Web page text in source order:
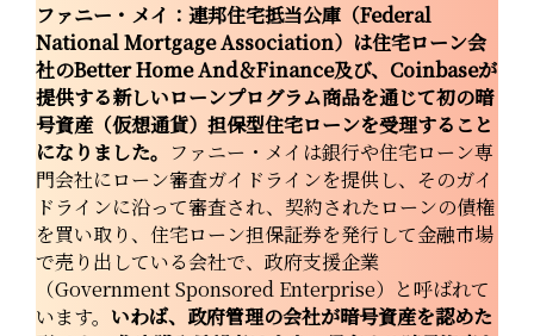
ファニー・メイ：連邦住宅抵当公庫（Federal
National Mortgage Association）は住宅ローン会
社のBetter Home And＆Finance及び、Coinbaseが
提供する新しいローンプログラム商品を通じて初の暗
号資産（仮想通貨）担保型住宅ローンを受理すること
になりました。 ファニー・メイは銀行や住宅ローン専
門会社にローン審査ガイドラインを提供し、そのガイ
ドラインに沿って審査され、契約されたローンの債権
を買い取り、住宅ローン担保証券を発行して金融市場
で売り出している会社で、政府支援企業
（Government Sponsored Enterprise）と呼ばれて
います。 いわば、政府管理の会社が暗号資産を認めた